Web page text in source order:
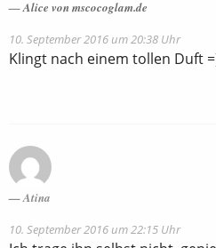
Alice von mscocoglam.de
10. September 2016 um 20:38 Uhr
Klingt nach einem tollen Duft
Atina
10. September 2016 um 22:15 Uhr